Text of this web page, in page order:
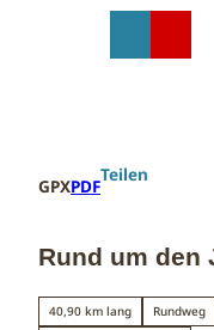
GPXPDF
Teilen
Rund um den
40,90 km lang Rundweg